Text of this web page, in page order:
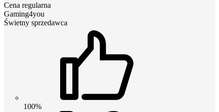
Cena regularna
Gaming4you
Świetny sprzedawca
100%